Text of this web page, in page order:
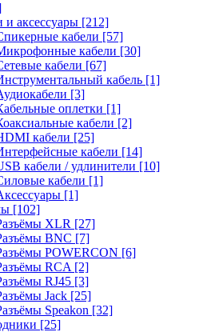
и аксессуары [212]
кабели [57]
кабели [30]
кабели [67]
кабель [1]
[3]
оплетки [1]
кабели [2]
кабели [25]
кабели [14]
кабели / удлинители [10]
кабели [1]
[1]
[102]
XLR [27]
BNC [7]
POWERCON [6]
RCA [2]
RJ45 [3]
Jack [25]
Speakon [32]
[25]